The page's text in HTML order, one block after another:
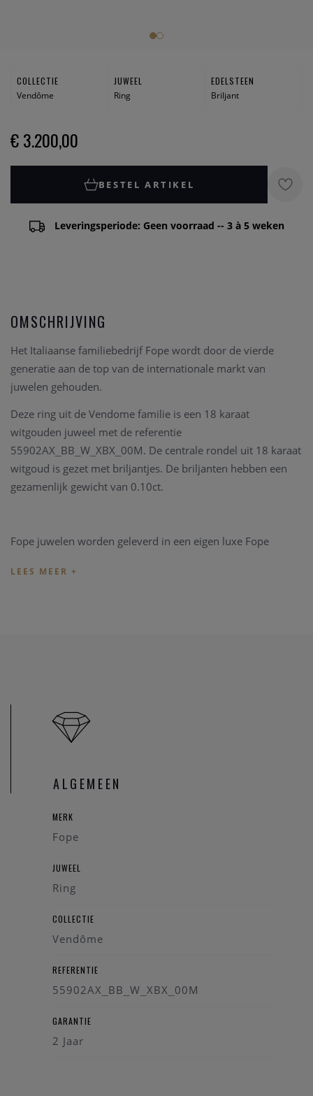
COLLECTIE
Vendôme
JUWEEL
Ring
EDELSTEEN
Briljant
€ 3.200,00
BESTEL ARTIKEL
Leveringsperiode: Geen voorraad -- 3 à 5 weken
OMSCHRIJVING
Het Italiaanse familiebedrijf Fope wordt door de vierde
generatie aan de top van de internationale markt van
juwelen gehouden.
Deze ring uit de Vendome familie is een 18 karaat
witgouden juweel met de referentie
55902AX_BB_W_XBX_00M. De centrale rondel uit 18 karaat
witgoud is gezet met briljantjes. De briljanten hebben een
gezamenlijk gewicht van 0.10ct.
Fope juwelen worden geleverd in een eigen luxe Fope
ALGEMEEN
MERK
Fope
JUWEEL
Ring
COLLECTIE
Vendôme
REFERENTIE
55902AX_BB_W_XBX_00M
GARANTIE
2 Jaar